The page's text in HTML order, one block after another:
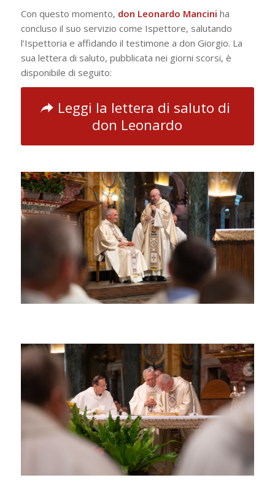
Con questo momento, don Leonardo Mancini ha
concluso il suo servizio come Ispettore, salutando
l’Ispettoria e affidando il testimone a don Giorgio. La
sua lettera di saluto, pubblicata nei giorni scorsi, è
disponibile di seguito:
Leggi la lettera di saluto di
don Leonardo